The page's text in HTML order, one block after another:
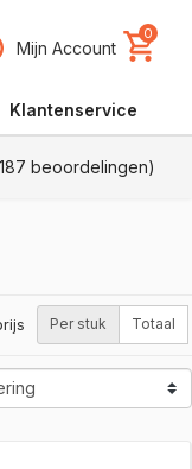
Mijn Account
0
Klantenservice
beoordelingen)
Per stuk Totaal